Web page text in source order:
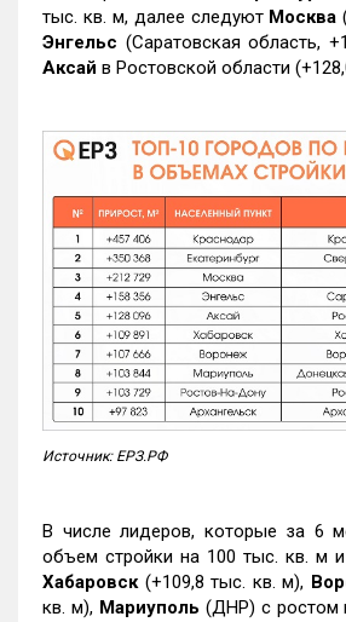
тыс. кв. м, далее следуют Москва
Энгельс (Саратовская область,
Аксай в Ростовской области
Источник: ЕРЗ.РФ
В числе лидеров, которые за 6
объем стройки на 100 тыс. кв. м и
Хабаровск (+109,8 тыс. кв. м),
кв. м), Мариуполь (ДНР) с ростом